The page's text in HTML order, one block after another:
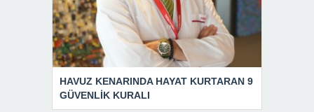
HAVUZ KENARINDA HAYAT KURTARAN 9
GÜVENLİK KURALI